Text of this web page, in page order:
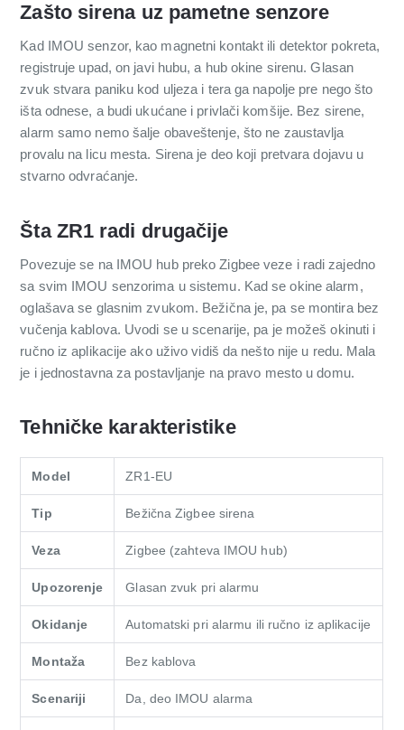
Zašto sirena uz pametne senzore
Kad IMOU senzor, kao magnetni kontakt ili detektor pokreta,
registruje upad, on javi hubu, a hub okine sirenu. Glasan
zvuk stvara paniku kod uljeza i tera ga napolje pre nego što
išta odnese, a budi ukućane i privlači komšije. Bez sirene,
alarm samo nemo šalje obaveštenje, što ne zaustavlja
provalu na licu mesta. Sirena je deo koji pretvara dojavu u
stvarno odvraćanje.
Šta ZR1 radi drugačije
Povezuje se na IMOU hub preko Zigbee veze i radi zajedno
sa svim IMOU senzorima u sistemu. Kad se okine alarm,
oglašava se glasnim zvukom. Bežična je, pa se montira bez
vučenja kablova. Uvodi se u scenarije, pa je možeš okinuti i
ručno iz aplikacije ako uživo vidiš da nešto nije u redu. Mala
je i jednostavna za postavljanje na pravo mesto u domu.
Tehničke karakteristike
Model ZR1-EU
Tip Bežična Zigbee sirena
Veza Zigbee (zahteva IMOU hub)
Upozorenje Glasan zvuk pri alarmu
Okidanje Automatski pri alarmu ili ručno iz aplikacije
Montaža Bez kablova
Scenariji Da, deo IMOU alarma